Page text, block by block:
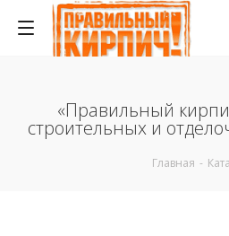
«Правильный
строительных и
Главная -